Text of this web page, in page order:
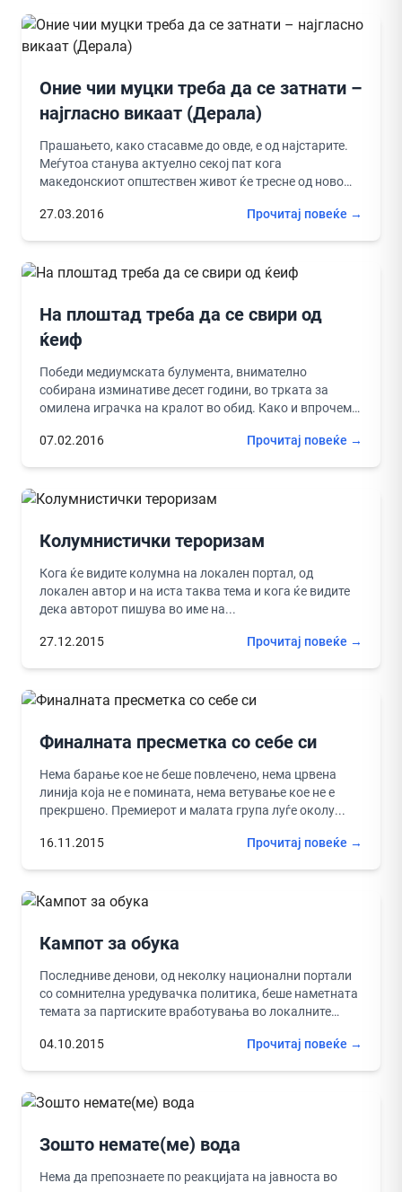
Оние чии муцки треба да се затнати –
најгласно викаат (Дерала)
Прашањето, како стасавме до овде, е од најстарите.
Меѓутоа станува актуелно секој пат кога
македонскиот општествен живот ќе тресне од ново
27.03.2016
Прочитај повеќе →
На плоштад треба да се свири од
ќеиф
Победи медиумската булумента, внимателно
собирана изминативе десет години, во трката за
омилена играчка на кралот во обид. Како и впрочем
07.02.2016
Прочитај повеќе →
Колумнистички тероризам
Кога ќе видите колумна на локален портал, од
локален автор и на иста таква тема и кога ќе видите
дека авторот пишува во име на...
27.12.2015 Прочитај повеќе →
Финалната пресметка со себе си
Нема барање кое не беше повлечено, нема црвена
линија која не е помината, нема ветување кое не е
прекршено. Премиерот и малата група луѓе околу...
16.11.2015 Прочитај повеќе →
Кампот за обука
Последниве денови, од неколку национални портали
со сомнителна уредувачка политика, беше наметната
темата за партиските вработувања во локалните
04.10.2015
Прочитај повеќе →
Зошто немате(ме) вода
Нема да препознаете по реакцијата на јавноста во